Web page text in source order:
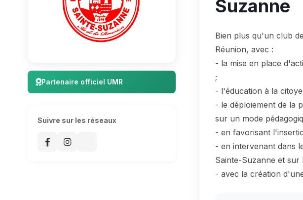
Partenaire officiel UMR
Suivre sur les réseaux
Suzanne
Bien plus qu'un club
Réunion, avec :
- la mise en place
;
- l'éducation à la
- le déploiement de la
sur un mode
- en favorisant
- en intervenant dans
Sainte-Suzanne et sur
- avec la création